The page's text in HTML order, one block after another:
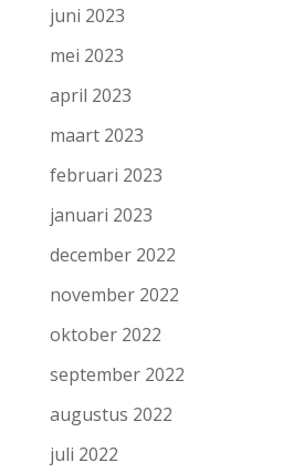
juni 2023
mei 2023
april 2023
maart 2023
februari 2023
januari 2023
december 2022
november 2022
oktober 2022
september 2022
augustus 2022
juli 2022